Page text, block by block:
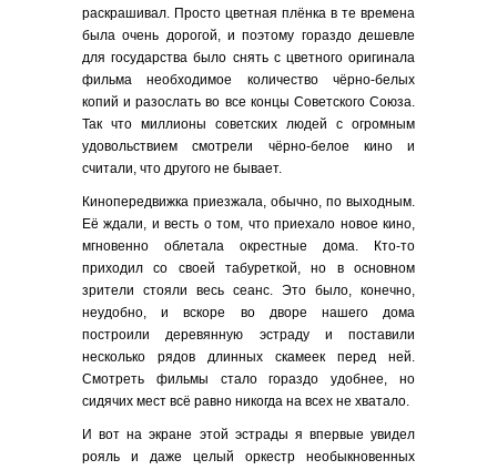
раскрашивал. Просто цветная плёнка в те времена
была очень дорогой, и поэтому гораздо дешевле
для государства было снять с цветного оригинала
фильма необходимое количество чёрно-белых
копий и разослать во все концы Советского Союза.
Так что миллионы советских людей с огромным
удовольствием смотрели чёрно-белое кино и
считали, что другого не бывает.
Кинопередвижка приезжала, обычно, по выходным.
Её ждали, и весть о том, что приехало новое кино,
мгновенно облетала окрестные дома. Кто-то
приходил со своей табуреткой, но в основном
зрители стояли весь сеанс. Это было, конечно,
неудобно, и вскоре во дворе нашего дома
построили деревянную эстраду и поставили
несколько рядов длинных скамеек перед ней.
Смотреть фильмы стало гораздо удобнее, но
сидячих мест всё равно никогда на всех не хватало.
И вот на экране этой эстрады я впервые увидел
рояль и даже целый оркестр необыкновенных